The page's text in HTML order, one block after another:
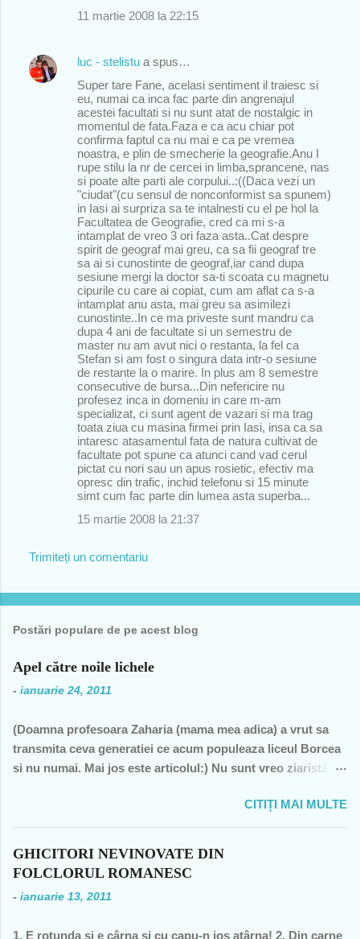
11 martie 2008 la 22:15
luc - stelistu a spus…
Super tare Fane, acelasi sentiment il traiesc si
eu, numai ca inca fac parte din angrenajul
acestei facultati si nu sunt atat de nostalgic in
momentul de fata.Faza e ca acu chiar pot
confirma faptul ca nu mai e ca pe vremea
noastra, e plin de smecherie la geografie.Anu I
rupe stilu la nr de cercei in limba,sprancene, nas
si poate alte parti ale corpului..:((Daca vezi un
"ciudat"(cu sensul de nonconformist sa spunem)
in Iasi ai surpriza sa te intalnesti cu el pe hol la
Facultatea de Geografie, cred ca mi s-a
intamplat de vreo 3 ori faza asta..Cat despre
spirit de geograf mai greu, ca sa fii geograf tre
sa ai si cunostinte de geograf,iar cand dupa
sesiune mergi la doctor sa-ti scoata cu magnetu
cipurile cu care ai copiat, cum am aflat ca s-a
intamplat anu asta, mai greu sa asimilezi
cunostinte..In ce ma priveste sunt mandru ca
dupa 4 ani de facultate si un semestru de
master nu am avut nici o restanta, la fel ca
Stefan si am fost o singura data intr-o sesiune
de restante la o marire. In plus am 8 semestre
consecutive de bursa...Din nefericire nu
profesez inca in domeniu in care m-am
specializat, ci sunt agent de vazari si ma trag
toata ziua cu masina firmei prin Iasi, insa ca sa
intaresc atasamentul fata de natura cultivat de
facultate pot spune ca atunci cand vad cerul
pictat cu nori sau un apus rosietic, efectiv ma
opresc din trafic, inchid telefonu si 15 minute
simt cum fac parte din lumea asta superba...
15 martie 2008 la 21:37
Trimiteți un comentariu
Postări populare de pe acest blog
Apel către noile lichele
- ianuarie 24, 2011
(Doamna profesoara Zaharia (mama mea adica) a vrut sa
transmita ceva generatiei ce acum populeaza liceul Borcea
si nu numai. Mai jos este articolul:) Nu sunt vreo ziaristă
partid- n-am fost decât membră a PCR, câteva luni în 1989,
şi mi-a ajuns şi pentru perioada de după 1989-, nu sunt
scoate şi tâmpiţi în urma prestaţiei sale- asa cum rezultă
CITIȚI MAI MULTE
GHICITORI NEVINOVATE DIN
FOLCLORUL ROMANESC
- ianuarie 13, 2011
1. E rotunda si e cârna si cu capu-n jos atârna! 2. Din carne